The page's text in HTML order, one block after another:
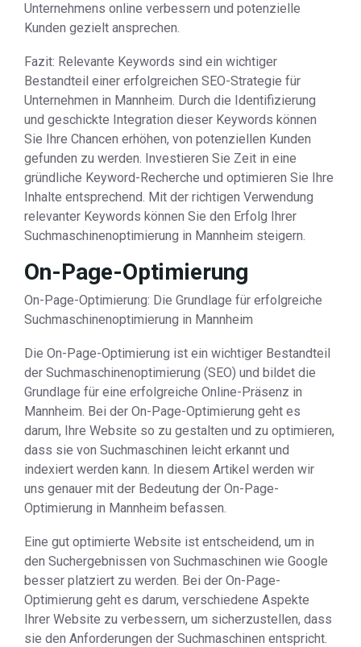
Unternehmens online verbessern und potenzielle
Kunden gezielt ansprechen.
Fazit: Relevante Keywords sind ein wichtiger
Bestandteil einer erfolgreichen SEO-Strategie für
Unternehmen in Mannheim. Durch die Identifizierung
und geschickte Integration dieser Keywords können
Sie Ihre Chancen erhöhen, von potenziellen Kunden
gefunden zu werden. Investieren Sie Zeit in eine
gründliche Keyword-Recherche und optimieren Sie Ihre
Inhalte entsprechend. Mit der richtigen Verwendung
relevanter Keywords können Sie den Erfolg Ihrer
Suchmaschinenoptimierung in Mannheim steigern.
On-Page-Optimierung
On-Page-Optimierung: Die Grundlage für erfolgreiche
Suchmaschinenoptimierung in Mannheim
Die On-Page-Optimierung ist ein wichtiger Bestandteil
der Suchmaschinenoptimierung (SEO) und bildet die
Grundlage für eine erfolgreiche Online-Präsenz in
Mannheim. Bei der On-Page-Optimierung geht es
darum, Ihre Website so zu gestalten und zu optimieren,
dass sie von Suchmaschinen leicht erkannt und
indexiert werden kann. In diesem Artikel werden wir
uns genauer mit der Bedeutung der On-Page-
Optimierung in Mannheim befassen.
Eine gut optimierte Website ist entscheidend, um in
den Suchergebnissen von Suchmaschinen wie Google
besser platziert zu werden. Bei der On-Page-
Optimierung geht es darum, verschiedene Aspekte
Ihrer Website zu verbessern, um sicherzustellen, dass
sie den Anforderungen der Suchmaschinen entspricht.